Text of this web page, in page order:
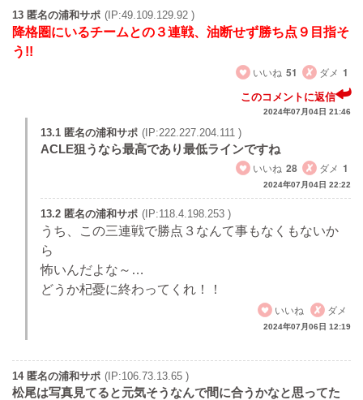
13 匿名の浦和サポ (IP:49.109.129.92 )
降格圏にいるチームとの３連戦、油断せず勝ち点９目指そ
う!!
いいね 51 ダメ 1
このコメントに返信
2024年07月04日 21:46
13.1 匿名の浦和サポ (IP:222.227.204.111 )
ACLE狙うなら最高であり最低ラインですね
いいね 28 ダメ 1
2024年07月04日 22:22
13.2 匿名の浦和サポ (IP:118.4.198.253 )
うち、この三連戦で勝点３なんて事もなくもないか
ら
怖いんだよな～…
どうか杞憂に終わってくれ！！
いいね
ダメ
2024年07月06日 12:19
14 匿名の浦和サポ (IP:106.73.13.65 )
松尾は写真見てると元気そうなんで間に合うかなと思ってた